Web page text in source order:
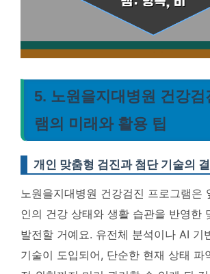
5. 노원을지대병원 건강검
램의 미래와 활용 팁
개인 맞춤형 검진과 첨단 기술의
노원을지대병원 건강검진 프로그램은
인의 건강 상태와 생활 습관을 반영한
발전할 거예요. 유전체 분석이나 AI 기
기술이 도입되어, 단순한 현재 상태 파